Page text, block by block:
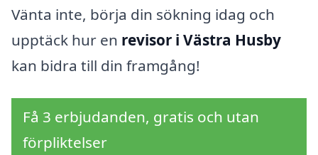
Vänta inte, börja din sökning idag och
upptäck hur en revisor i Västra Husby
kan bidra till din framgång!
Få 3 erbjudanden, gratis och utan
förpliktelser